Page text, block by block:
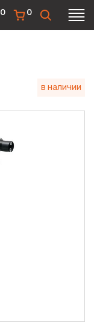
0
0
в наличии